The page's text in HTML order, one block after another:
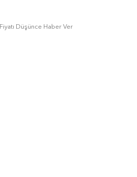
Fiyatı Düşünce Haber Ver